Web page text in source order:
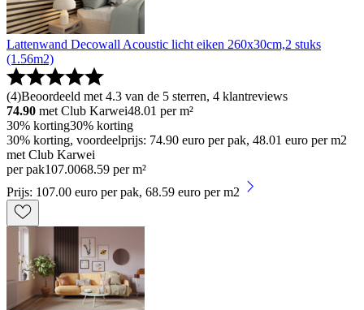
Lattenwand Decowall Acoustic licht eiken 260x30cm,2 stuks
(1.56m2)
(4)Beoordeeld met 4.3 van de 5 sterren, 4 klantreviews
74.90 met Club Karwei48.01 per m²
30% korting30% korting
30% korting, voordeelprijs: 74.90 euro per pak, 48.01 euro per m2
met Club Karwei
per pak107.0068.59 per m²
Prijs: 107.00 euro per pak, 68.59 euro per m2